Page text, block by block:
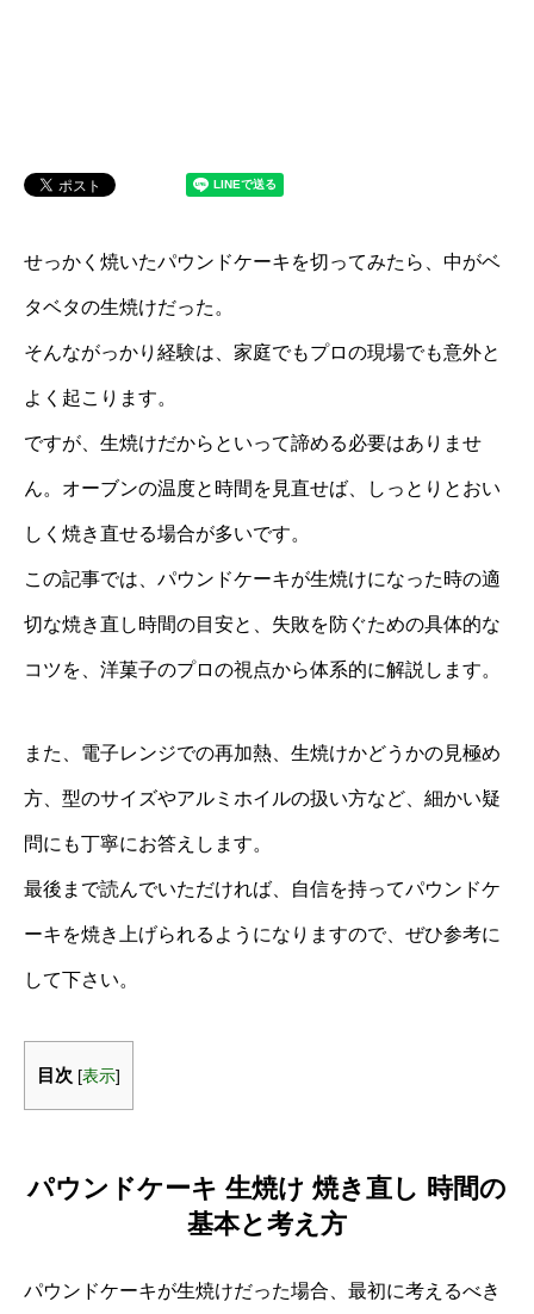
せっかく焼いたパウンドケーキを切ってみたら、中がベ
タベタの生焼けだった。
そんながっかり経験は、家庭でもプロの現場でも意外と
よく起こります。
ですが、生焼けだからといって諦める必要はありませ
ん。オーブンの温度と時間を見直せば、しっとりとおい
しく焼き直せる場合が多いです。
この記事では、パウンドケーキが生焼けになった時の適
切な焼き直し時間の目安と、失敗を防ぐための具体的な
コツを、洋菓子のプロの視点から体系的に解説します。
また、電子レンジでの再加熱、生焼けかどうかの見極め
方、型のサイズやアルミホイルの扱い方など、細かい疑
問にも丁寧にお答えします。
最後まで読んでいただければ、自信を持ってパウンドケ
ーキを焼き上げられるようになりますので、ぜひ参考に
して下さい。
目次 [表示]
パウンドケーキ 生焼け 焼き直し 時間の
基本と考え方
パウンドケーキが生焼けだった場合、最初に考えるべき